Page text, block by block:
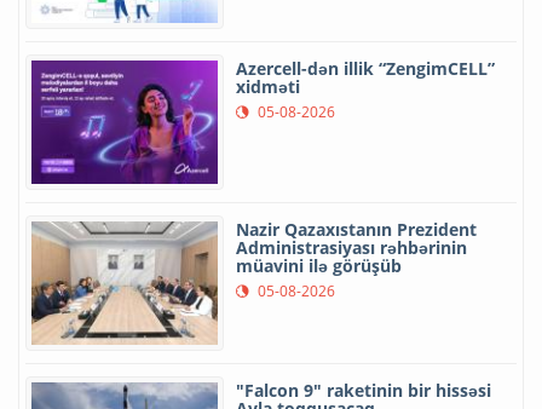
Azercell-dən illik “ZengimCELL”
xidməti
05-08-2026
Nazir Qazaxıstanın Prezident
Administrasiyası rəhbərinin
müavini ilə görüşüb
05-08-2026
"Falcon 9" raketinin bir hissəsi